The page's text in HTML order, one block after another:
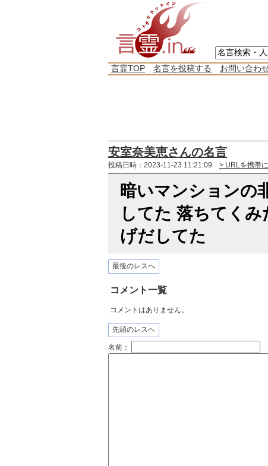
言霊TOP 名言を投稿する お問い合わ
安室奈美恵さんの名言
投稿日時：2023-11-23 11:21:09 > URLを携帯
暗いマンションの
してた 落ちてく
げだしてた
最後のレスへ
コメント一覧
コメントはありません。
先頭のレスへ
名前：